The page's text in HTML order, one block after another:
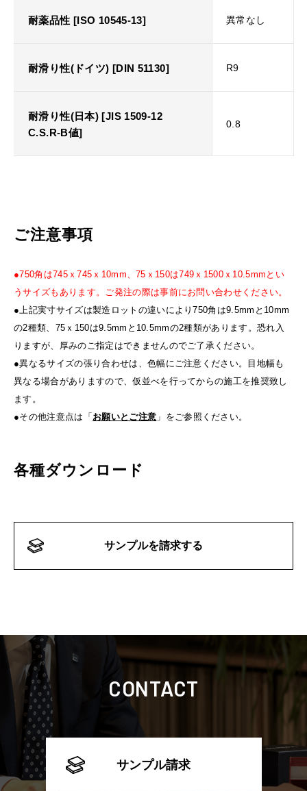
耐薬品性 [ISO 10545-13] 異常なし
耐滑り性(ドイツ) [DIN 51130] R9
耐滑り性(日本) [JIS 1509-12
C.S.R-B値]
0.8
ご注意事項
●750角は745ｘ745ｘ10mm、75ｘ150は749ｘ1500ｘ10.5mmとい
うサイズもあります。ご発注の際は事前にお問い合わせください。
●上記実寸サイズは製造ロットの違いにより750角は9.5mmと10mm
の2種類、75ｘ150は9.5mmと10.5mmの2種類があります。恐れ入
りますが、厚みのご指定はできませんのでご了承ください。
●異なるサイズの張り合わせは、色幅にご注意ください。目地幅も
異なる場合がありますので、仮並べを行ってからの施工を推奨致し
ます。
●その他注意点は「 お願いとご注意 」をご参照ください。
各種ダウンロード
サンプルを請求する
CONTACT
サンプル請求